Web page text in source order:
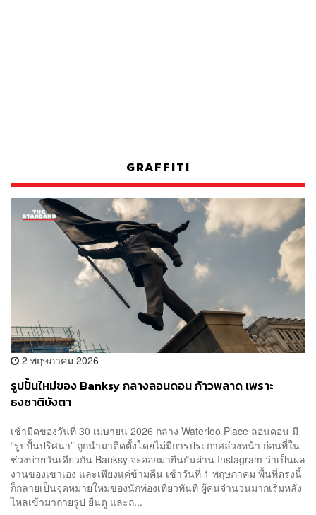
GRAFFITI
2 พฤษภาคม 2026
รูปปั้นใหม่ของ Banksy กลางลอนดอน ก้าวพลาด เพราะ
ธงชาติบังตา
เช้ามืดของวันที่ 30 เมษายน 2026 กลาง Waterloo Place ลอนดอน มี
“รูปปั้นปริศนา” ถูกนำมาติดตั้งโดยไม่มีการประกาศล่วงหน้า ก่อนที่ใน
ช่วงบ่ายวันเดียวกัน Banksy จะออกมายืนยันผ่าน Instagram ว่าเป็นผล
งานของเขาเอง และเพียงแค่ข้ามคืน เช้าวันที่ 1 พฤษภาคม พื้นที่ตรงนี้
ก็กลายเป็นจุดหมายใหม่ของนักท่องเที่ยวทันที ผู้คนจำนวนมากเริ่มหลั่ง
ไหลเข้ามาถ่ายรูป ยืนดู และถ...